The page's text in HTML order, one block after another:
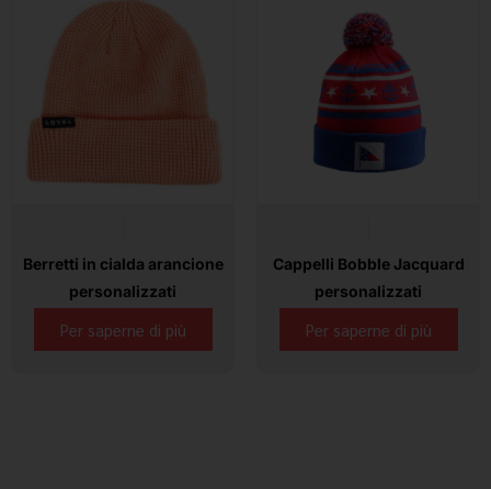
Berretti in cialda arancione
personalizzati
Per saperne di più
Cappelli Bobble Jacquard
personalizzati
Per saperne di più